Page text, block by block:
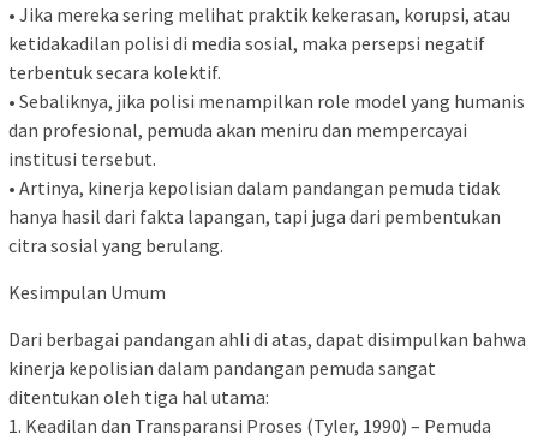
• Jika mereka sering melihat praktik kekerasan, korupsi, atau
ketidakadilan polisi di media sosial, maka persepsi negatif
terbentuk secara kolektif.
• Sebaliknya, jika polisi menampilkan role model yang humanis
dan profesional, pemuda akan meniru dan mempercayai
institusi tersebut.
• Artinya, kinerja kepolisian dalam pandangan pemuda tidak
hanya hasil dari fakta lapangan, tapi juga dari pembentukan
citra sosial yang berulang.
Kesimpulan Umum
Dari berbagai pandangan ahli di atas, dapat disimpulkan bahwa
kinerja kepolisian dalam pandangan pemuda sangat
ditentukan oleh tiga hal utama:
1. Keadilan dan Transparansi Proses (Tyler, 1990) – Pemuda